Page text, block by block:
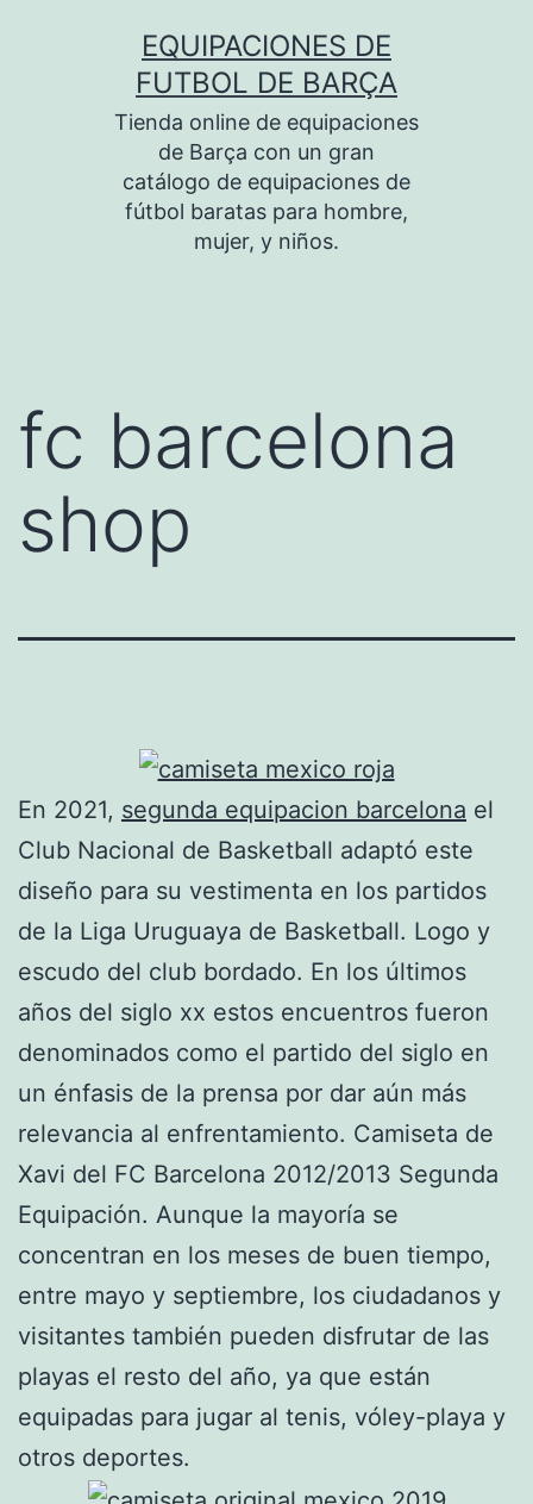
EQUIPACIONES DE
FUTBOL DE BARÇA
Tienda online de equipaciones
de Barça con un gran
catálogo de equipaciones de
fútbol baratas para hombre,
mujer, y niños.
fc barcelona
shop
En 2021, segunda equipacion barcelona el
Club Nacional de Basketball adaptó este
diseño para su vestimenta en los partidos
de la Liga Uruguaya de Basketball. Logo y
escudo del club bordado. En los últimos
años del siglo xx estos encuentros fueron
denominados como el partido del siglo en
un énfasis de la prensa por dar aún más
relevancia al enfrentamiento. Camiseta de
Xavi del FC Barcelona 2012/2013 Segunda
Equipación. Aunque la mayoría se
concentran en los meses de buen tiempo,
entre mayo y septiembre, los ciudadanos y
visitantes también pueden disfrutar de las
playas el resto del año, ya que están
equipadas para jugar al tenis, vóley-playa y
otros deportes.